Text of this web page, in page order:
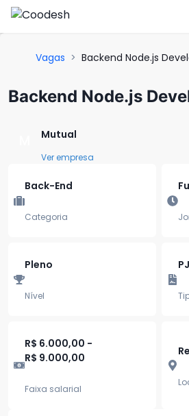
Vagas > Backend Node.js
Backend Node.js
Mutual
Ver empresa
Back-End
Categoria
Pleno
Nível
PJ
R$ 6.000,00 -
R$ 9.000,00
Faixa salarial